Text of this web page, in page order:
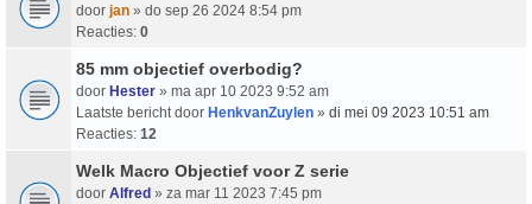
door jan » do sep 26 2024 8:54 pm
Reacties: 0
85 mm objectief overbodig?
door Hester » ma apr 10 2023 9:52 am
Laatste bericht door HenkvanZuylen » di mei 09 2023 10:51 am
Reacties: 12
Welk Macro Objectief voor Z serie
door Alfred » za mar 11 2023 7:45 pm